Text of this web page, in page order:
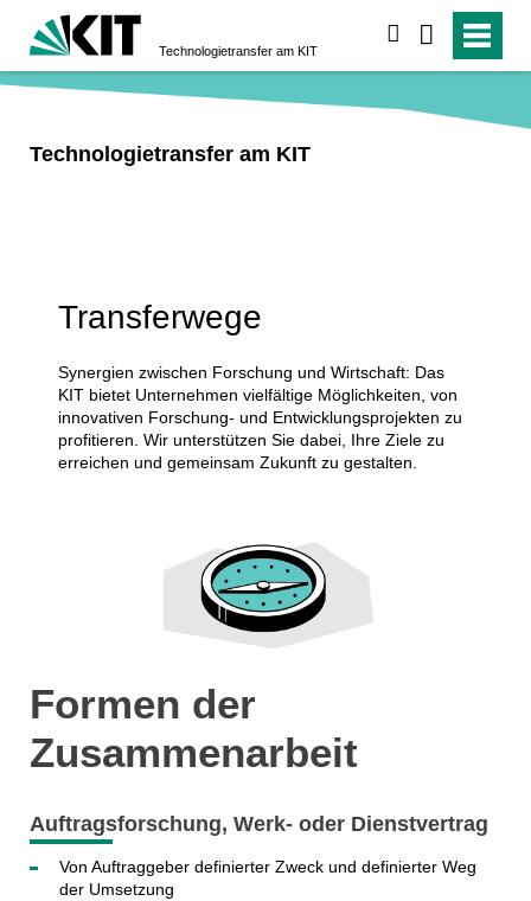
Technologietransfer am KIT
Technologietransfer am KIT
Transferwege
Synergien zwischen Forschung und Wirtschaft: Das
KIT bietet Unternehmen vielfältige Möglichkeiten, von
innovativen Forschung- und Entwicklungsprojekten zu
profitieren. Wir unterstützen Sie dabei, Ihre Ziele zu
erreichen und gemeinsam Zukunft zu gestalten.
Formen der
Zusammenarbeit
Auftragsforschung, Werk- oder Dienstvertrag
Von Auftraggeber definierter Zweck und definierter Weg
der Umsetzung